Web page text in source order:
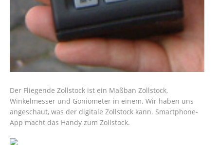
Der Fliegende Zollstock ist ein Maßban Zollstock,
Winkelmesser und Goniometer in einem. Wir haben uns
angeschaut, was der digitale Zollstock kann. Smartphone-
App macht das Handy zum Zollstock.